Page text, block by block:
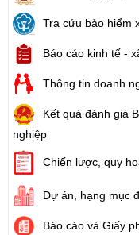
Tra cứu bảo hiểm
Báo cáo kinh tế -
Thông tin doanh
Kết quả đánh giá
nghiệp
Chiến lược, quy
Dự án, hạng mục
Báo cáo và Giấy